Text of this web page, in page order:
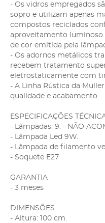
- Os vidros empregados
sopro e utilizam apenas
compostos reciclados
aproveitamento
de cor emitida pela
- Os adornos metálicos
recebem tratamento
eletrostaticamente com
- A Linha Rústica da
qualidade e acabamento.
ESPECIFICAÇÕES
- Lâmpadas: 9. - NÃO
- Lâmpada Led 9W.
- Lâmpada de filamento
- Soquete E27.
GARANTIA
- 3 meses
DIMENSÕES
- Altura: 100 cm.